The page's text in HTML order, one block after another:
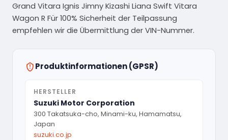
Grand Vitara Ignis Jimny Kizashi Liana Swift Vitara
Wagon R Für 100% Sicherheit der Teilpassung
empfehlen wir die Übermittlung der VIN-Nummer.
Produktinformationen (GPSR)
HERSTELLER
Suzuki Motor Corporation
300 Takatsuka-cho, Minami-ku, Hamamatsu,
Japan
suzuki.co.jp